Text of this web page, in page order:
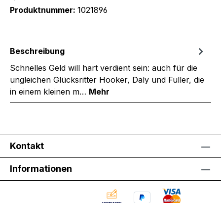
Produktnummer: 1021896
Beschreibung
Schnelles Geld will hart verdient sein: auch für die
ungleichen Glücksritter Hooker, Daly und Fuller, die
in einem kleinen m… Mehr
Kontakt
Informationen